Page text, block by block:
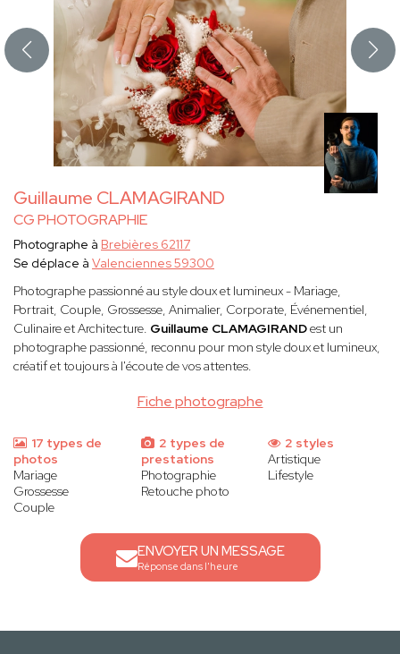
Guillaume CLAMAGIRAND
CG PHOTOGRAPHIE
Fiche photographe
Photographe à Brebières 62117
Se déplace à Valenciennes 59300
Photographe passionné au style doux et lumineux - Mariage,
Portrait, Couple, Grossesse, Animalier, Corporate, Événementiel,
Culinaire et Architecture. Guillaume CLAMAGIRANDest un
photographe passionné, reconnu pour mon style doux et lumineux,
créatif et toujours à l'écoute de vos attentes.
17 types de
photos
Mariage
Grossesse
Couple
2 types de
prestations
Photographie
Retouche photo
2 styles
Artistique
Lifestyle
ENVOYER UN MESSAGE
Réponse dans l'heure